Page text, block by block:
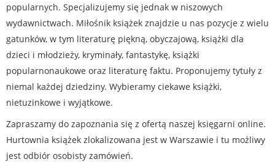
popularnych. Specjalizujemy się jednak w niszowych
wydawnictwach. Miłośnik książek znajdzie u nas pozycje z wielu
gatunków, w tym literaturę piękną, obyczajową, książki dla
dzieci i młodzieży, kryminały, fantastykę, książki
popularnonaukowe oraz literaturę faktu. Proponujemy tytuły z
niemal każdej dziedziny. Wybieramy ciekawe książki,
nietuzinkowe i wyjątkowe.
Zapraszamy do zapoznania się z ofertą naszej księgarni online.
Hurtownia książek zlokalizowana jest w Warszawie i tu możliwy
jest odbiór osobisty zamówień.